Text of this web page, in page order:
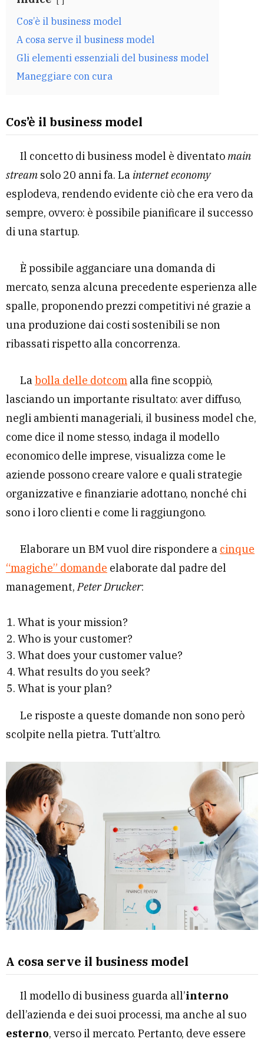
Cos’è il business model
A cosa serve il business model
Gli elementi essenziali del business model
Maneggiare con cura
Cos’è il business model
Il concetto di business model è diventatomain
stream solo 20 anni fa. La internet economy
esplodeva, rendendo evidente ciò che era vero da
sempre, ovvero: è possibile pianificare il successo
di una startup.
È possibile agganciare una domanda di
mercato, senza alcuna precedente esperienza alle
spalle, proponendo prezzi competitivi né grazie a
una produzione dai costi sostenibili se non
ribassati rispetto alla concorrenza.
Labolla delle dotcom alla fine scoppiò,
lasciando un importante risultato: aver diffuso,
negli ambienti manageriali, il business model che,
come dice il nome stesso, indaga il modello
economico delle imprese, visualizza come le
aziende possono creare valore e quali strategie
organizzative e finanziarie adottano, nonché chi
sono i loro clienti e come li raggiungono.
Elaborare un BM vuol dire rispondere a cinque
“magiche” domande elaborate dal padre del
management,Peter Drucker:
What is your mission?
Who is your customer?
What does your customer value?
What results do you seek?
What is your plan?
Le risposte a queste domande non sono però
scolpite nella pietra. Tutt’altro.
A cosa serve il business model
Il modello di business guarda all’interno
dell’azienda e dei suoi processi, ma anche al suo
esterno, verso il mercato. Pertanto, deve essere